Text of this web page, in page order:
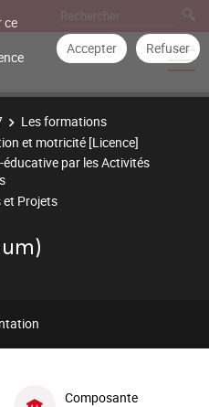
ce
Accepter Refuser
Les formations
et motricité [Licence]
par les Activités
et Projets
Composante